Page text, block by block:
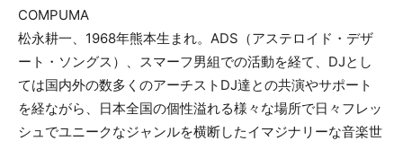
COMPUMA
松永耕一、1968年熊本生まれ。ADS（アステロイド・デザ
ート・ソングス）、スマーフ男組での活動を経て、DJとし
ては国内外の数多くのアーチストDJ達との共演やサポート
を経ながら、日本全国の個性溢れる様々な場所で日々フレッ
シュでユニークなジャンルを横断したイマジナリーな音楽世